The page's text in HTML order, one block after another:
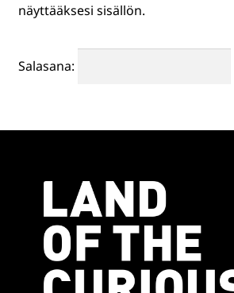
MUUT TUOTTEET
näyttääksesi sisällön.
Salasana: